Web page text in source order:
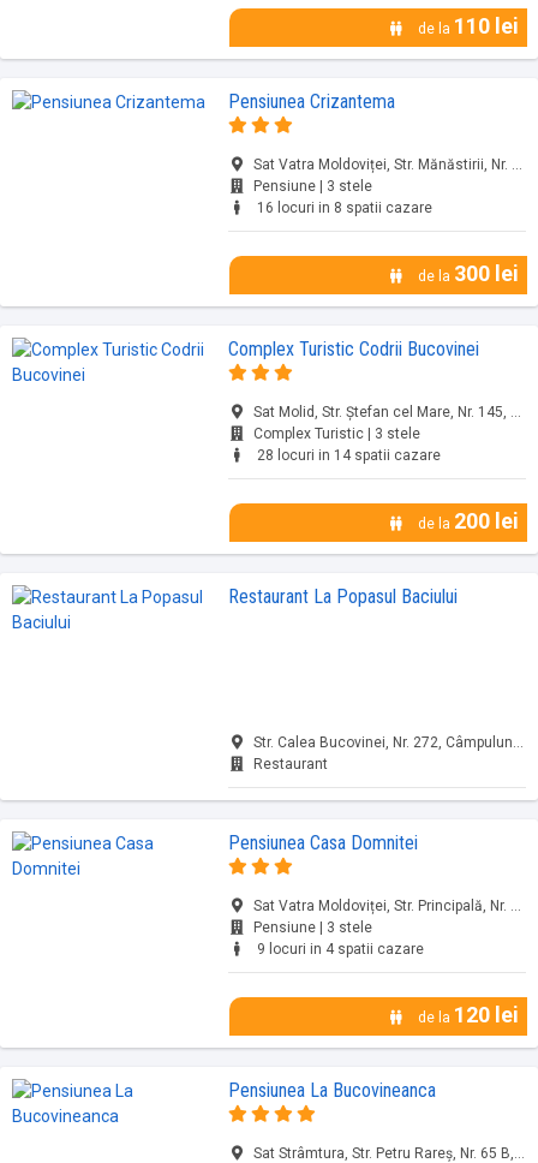
de la 110 lei
Pensiunea Crizantema
Sat Vatra Moldoviței, Str. Mănăstirii, Nr. 284 A, Vatra Moldoviței, jud. Suceava
Pensiune | 3 stele
16 locuri in 8 spatii cazare
de la 300 lei
Complex Turistic Codrii Bucovinei
Sat Molid, Str. Ștefan cel Mare, Nr. 145, Vama, jud. Suceava
Complex Turistic | 3 stele
28 locuri in 14 spatii cazare
de la 200 lei
Restaurant La Popasul Baciului
Str. Calea Bucovinei, Nr. 272, Câmpulung..., jud. Suceava
Restaurant
Pensiunea Casa Domnitei
Sat Vatra Moldoviței, Str. Principală, Nr. 722 A, Vatra Moldoviței, jud. Suceava
Pensiune | 3 stele
9 locuri in 4 spatii cazare
de la 120 lei
Pensiunea La Bucovineanca
Sat Strâmtura, Str. Petru Rareș, Nr. 65 B, Vama, jud. Suceava